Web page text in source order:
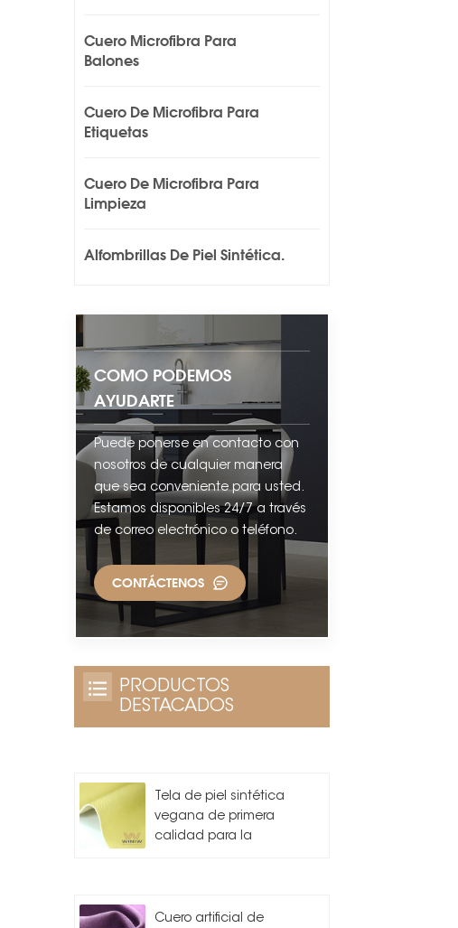
Cuero Microfibra Para
Balones
Cuero De Microfibra Para
Etiquetas
Cuero De Microfibra Para
Limpieza
Alfombrillas De Piel Sintética.
COMO PODEMOS
AYUDARTE
Puede ponerse en contacto con
nosotros de cualquier manera
que sea conveniente para usted.
Estamos disponibles 24/7 a través
de correo electrónico o teléfono.
CONTÁCTENOS
PRODUCTOS
DESTACADOS
Tela de piel sintética
vegana de primera
calidad para la
Cuero artificial de